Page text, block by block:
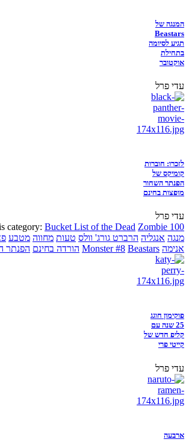
המנגה של
Beastars
תגיע לסיומה
בתחילת
אוקטובר
עדי פרל
לזכרו: חוברות
קומיקס של
הפנתר השחור
מופצות בחינם
עדי פרל
category: Bucket List of the Dead Zombie 100
מנגה אנגליה הרברט גורג' וולס טעות מחווה מטבע
אנימה
Monster #8 Beastars הורדה בחינם הפנתר
פוקימון חוגג
25 שנה עם
קליפ חדש של
קייטי פרי
עדי פרל
ארבעה